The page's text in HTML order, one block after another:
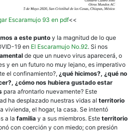
Escaramujo 93 en pdf<<
a este puntoy la magnitud de lo que
19 en El Escaramujo No.92. Si nos
de que un nuevo virus aparecerá, o
y en un futuro no muy lejano, es imperativo
el confinamiento?, ¿qué hicimos?, ¿qué no
¿cómo nos hubiera gustado estar
para afrontarlo nuevamente? Este
ha desplazado nuestras vidas al territorio
vivienda, el hogar, la casa. Se intentó
a la familia y a sus miembros. Este territorio
con coerción y con miedo; con presión